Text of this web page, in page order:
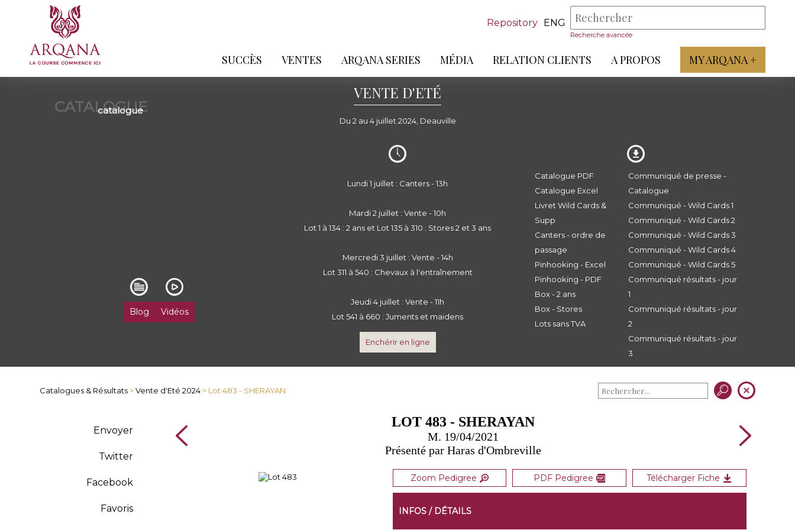
Repository ENG
Recherche avancée
SUCCÈS VENTES ARQANA SERIES MÉDIA RELATION CLIENTS A PROPOS MY ARQANA +
CATALOGUE
catalogue
VENTE D'ETÉ
Du 2 au 4 juillet 2024, Deauville
Blog Vidéos
Lundi 1 juillet : Canters - 13h
Mardi 2 juillet : Vente - 10h
Lot 1 à 134 : 2 ans et Lot 135 à 310 : Stores 2 et 3 ans
Mercredi 3 juillet : Vente - 14h
Lot 311 à 540 : Chevaux à l'entraînement
Jeudi 4 juillet : Vente - 11h
Lot 541 à 660 : Juments et maidens
Enchérir en ligne
Catalogue PDF
Catalogue Excel
Livret Wild Cards &
Supp
Canters - ordre de
passage
Pinhooking - Excel
Pinhooking - PDF
Box - 2 ans
Box - Stores
Lots sans TVA
Communiqué de presse -
Catalogue
Communiqué - Wild Cards 1
Communiqué - Wild Cards 2
Communiqué - Wild Cards 3
Communiqué - Wild Cards 4
Communiqué - Wild Cards 5
Communiqué résultats - jour
1
Communiqué résultats - jour
2
Communiqué résultats - jour
3
Catalogues & Résultats >Vente d'Eté 2024 > Lot 483 - SHERAYAN
Envoyer
Twitter
Facebook
Favoris
LOT 483 - SHERAYAN
M. 19/04/2021
Présenté par Haras d'Ombreville
Zoom Pedigree PDF Pedigree Télécharger Fiche
INFOS / DÉTAILS